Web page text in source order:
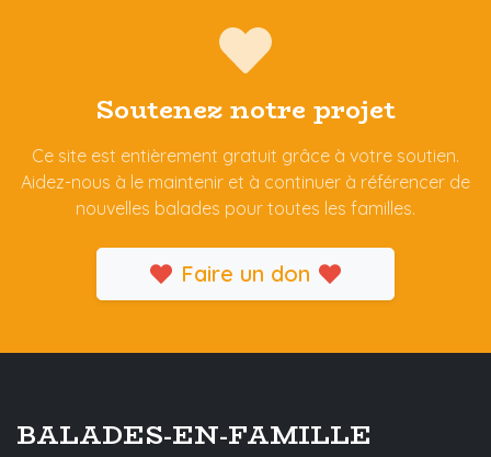
Soutenez notre projet
Ce site est entièrement gratuit grâce à votre soutien.
Aidez-nous à le maintenir et à continuer à référencer de
nouvelles balades pour toutes les familles.
Faire un don
BALADES-EN-FAMILLE